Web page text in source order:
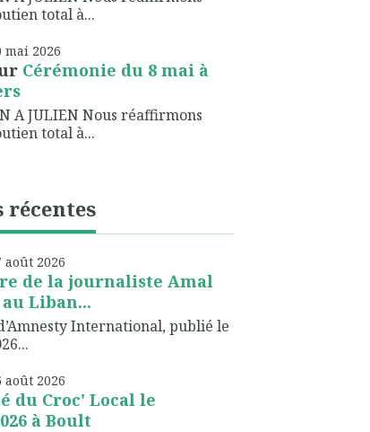
total à...
mai 2026
Cérémonie du 8 mai à
A JULIEN Nous réaffirmons
total à...
récentes
août 2026
de la journaliste Amal
Liban...
International, publié le
août 2026
du Croc' Local le
à Boult